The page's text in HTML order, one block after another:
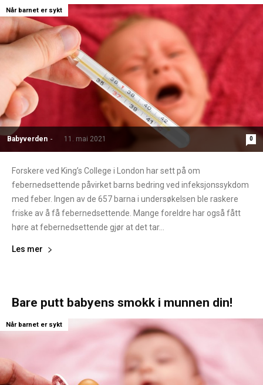
Babyverden - 11. mai 2021 0
Når barnet er sykt
Forskere ved King’s College i London har sett på om
febernedsettende påvirket barns bedring ved infeksjonssykdom
med feber. Ingen av de 657 barna i undersøkelsen ble raskere
friske av å få febernedsettende. Mange foreldre har også fått
høre at febernedsettende gjør at det tar...
Les mer
Bare putt babyens smokk i munnen din!
Når barnet er sykt